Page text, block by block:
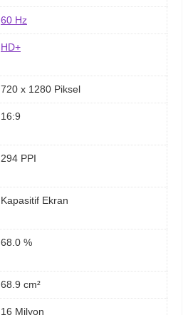
60 Hz
HD+
720 x 1280 Piksel
16:9
294 PPI
Kapasitif Ekran
68.0 %
68.9 cm²
16 Milyon